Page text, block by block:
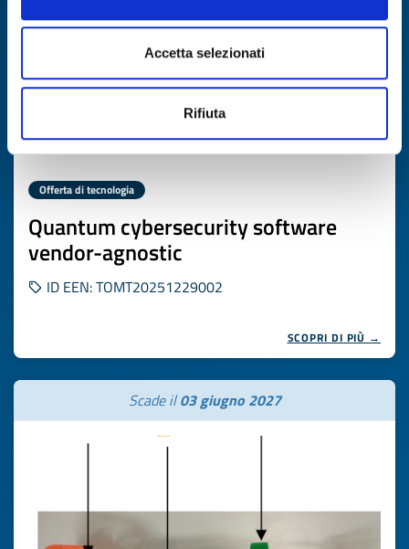
Accetta selezionati
Rifiuta
Offerta di tecnologia
Quantum cybersecurity software
vendor-agnostic
ID EEN: TOMT20251229002
SCOPRI DI PIÙ →
Scade il03 giugno 2027